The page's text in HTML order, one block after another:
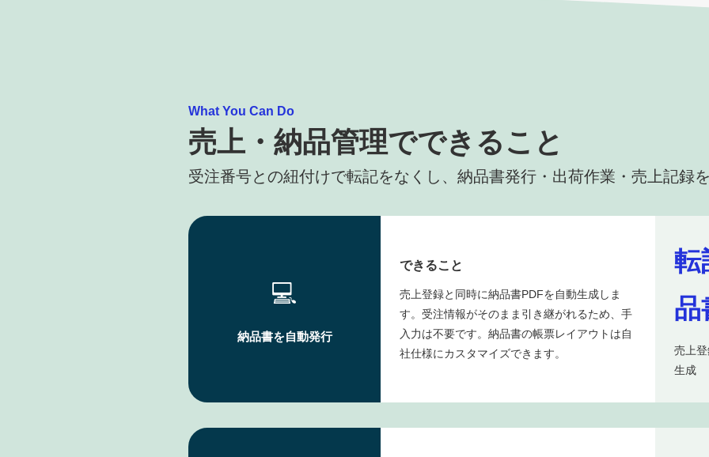
What You Can Do
売上・納品管理でできること
受注番号との紐付けで転記をなくし、納品書発行・出荷作業・売上記録
💻
納品書を自動発行
できること
売上登録と同時に納品書PDFを自動生成しま
す。受注情報がそのまま引き継がれるため、手
入力は不要です。納品書の帳票レイアウトは自
社仕様にカスタマイズできます。
転
品
売上
生成